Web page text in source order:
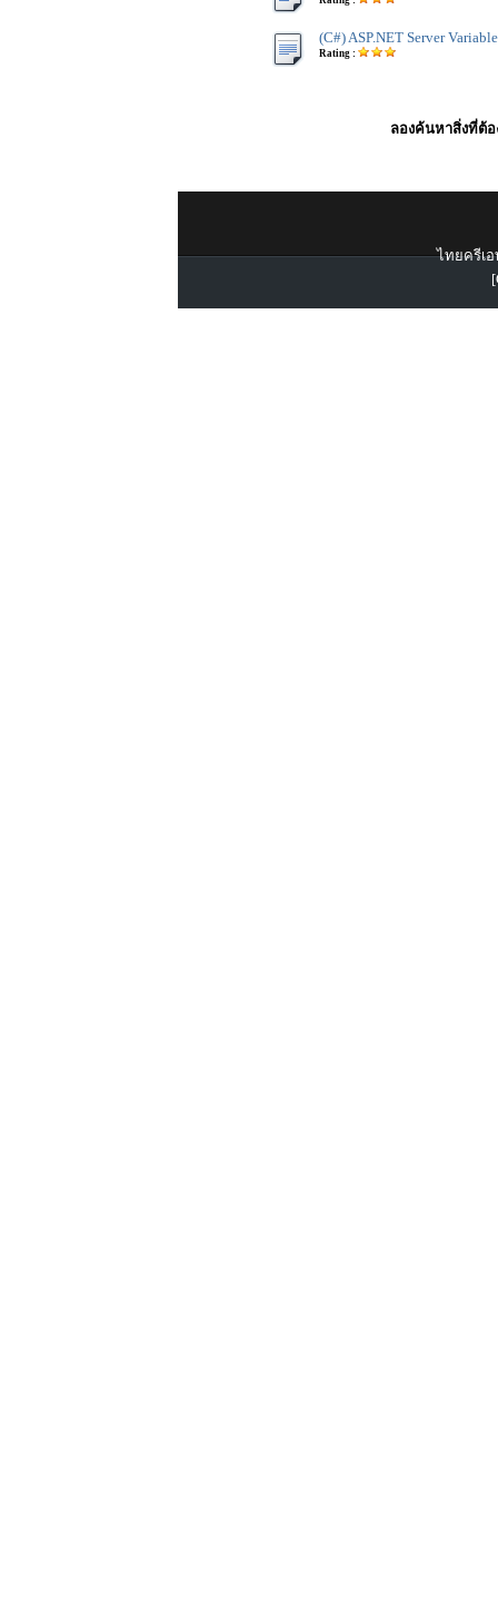
(C#) ASP.NET Server
Rating :
ลองค้นหาสิ่งที่ต้อ
ไทยครีเอ
[